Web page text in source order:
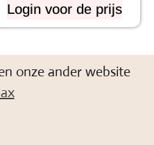
Login voor de prijs
onze ander website